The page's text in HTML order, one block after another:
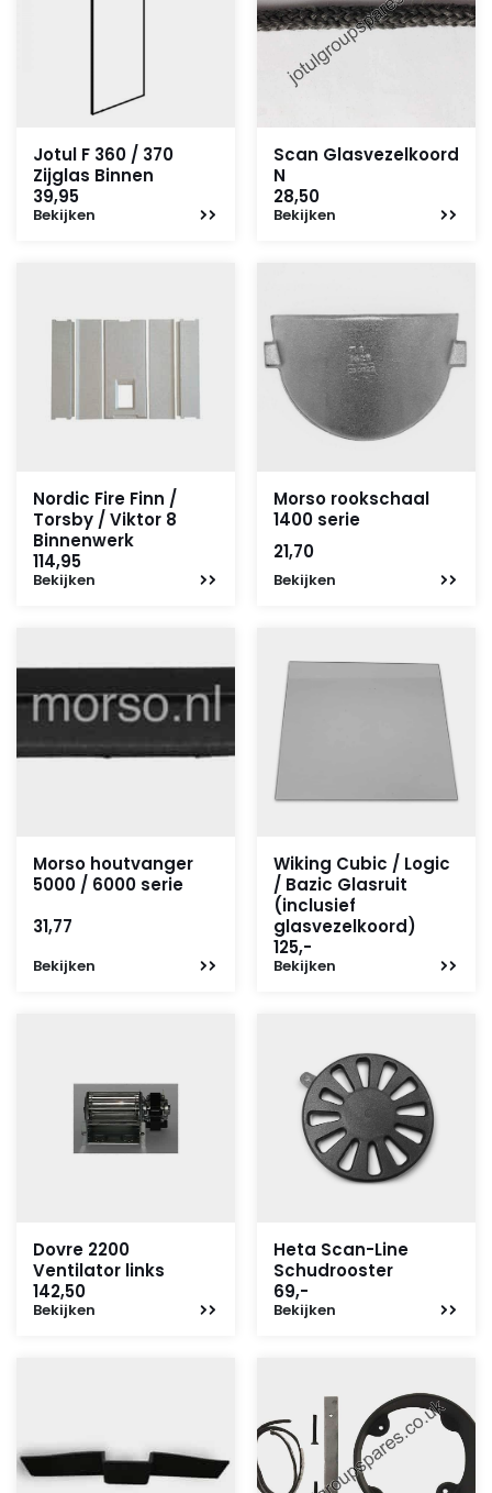
Jotul F 360 / 370
Zijglas Binnen
39,95
Bekijken
Scan Glasvezelkoord
N
28,50
Bekijken
Nordic Fire Finn /
Torsby / Viktor 8
Binnenwerk
114,95
Bekijken
Morso rookschaal
1400 serie
21,70
Bekijken
Morso houtvanger
5000 / 6000 serie
31,77
Bekijken
Wiking Cubic / Logic
/ Bazic Glasruit
(inclusief
glasvezelkoord)
125,-
Bekijken
Dovre 2200
Ventilator links
142,50
Bekijken
Heta Scan-Line
Schudrooster
69,-
Bekijken